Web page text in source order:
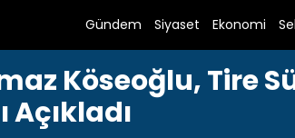
Gündem Siyaset Ekonomi
Köseoğlu, Tire
Açıkladı